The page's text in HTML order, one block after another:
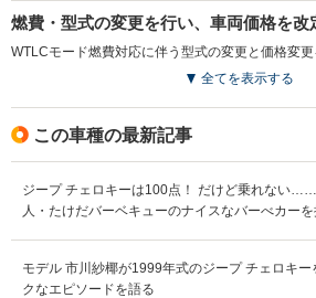
燃費・型式の変更を行い、車両価格を改
WTLCモード燃費対応に伴う型式の変更と価格変更
全てを表示する
この車種の最新記事
ジープ チェロキーは100点！ だけど乗れない
人・たけだバーベキューのナイスなバーべカー
モデル 市川紗椰が1999年式のジープ チェロキー
クなエピソードを語る